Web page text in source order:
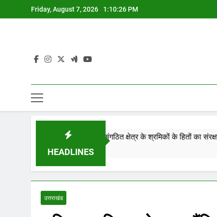
to
Friday, August 7, 2026 1:10:27 PM
HEADLINES
जिसमें संगठित, असंगठित क्षेत्र के श्रमिकों के हितों का संरक्षण होगा। हर
उत्तराखंड